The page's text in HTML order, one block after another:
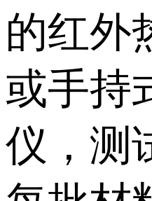
的红外
或手持
仪，测